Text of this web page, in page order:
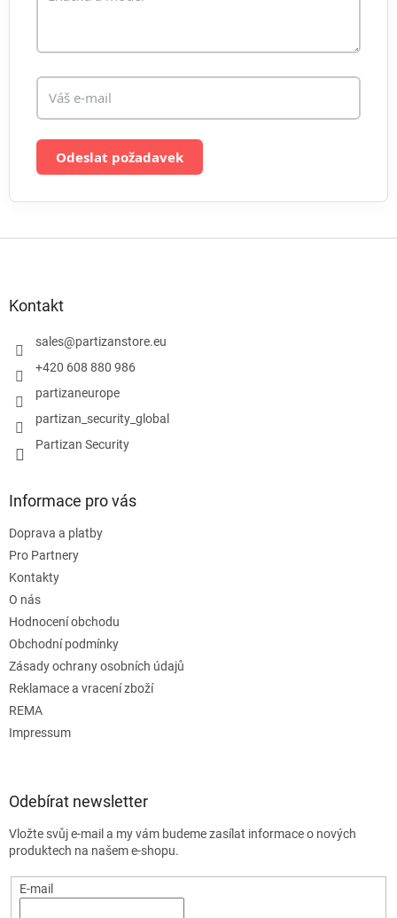
v
s
u
Odeslat požadavek
Kontakt
sales@partizanstore.eu
+420 608 880 986
partizaneurope
partizan_security_global
Partizan Security
Informace pro vás
Doprava a platby
Pro Partnery
Kontakty
O nás
Hodnocení obchodu
Obchodní podmínky
Zásady ochrany osobních údajů
Reklamace a vracení zboží
REMA
Impressum
Odebírat newsletter
Vložte svůj e-mail a my vám budeme zasílat informace o nových
produktech na našem e-shopu.
E-mail